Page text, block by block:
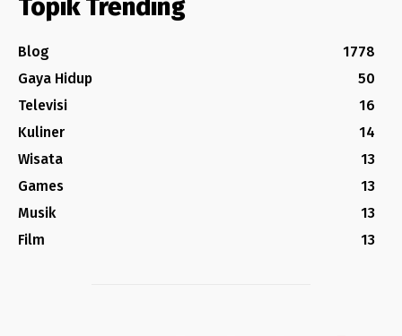
Topik Trending
Blog
1778
Gaya Hidup
50
Televisi
16
Kuliner
14
Wisata
13
Games
13
Musik
13
Film
13